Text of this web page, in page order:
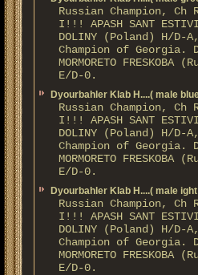
Russian Champion,
I!!! APASH SANT
DOLINY (Poland) H/D-
Champion of Georgia.
MORMORETO
E/D-0.
Dyourbahler Klab H....( male
Russian Champion,
I!!! APASH SANT
DOLINY (Poland) H/D-
Champion of Georgia.
MORMORETO
E/D-0.
Dyourbahler Klab H....( male
Russian Champion,
I!!! APASH SANT
DOLINY (Poland) H/D-
Champion of Georgia.
MORMORETO
E/D-0.